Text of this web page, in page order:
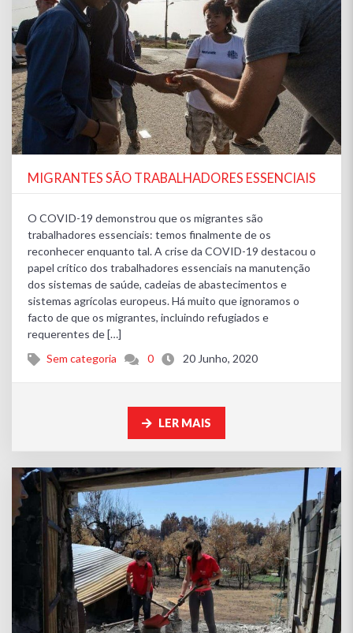
MIGRANTES SÃO TRABALHADORES ESSENCIAIS
O COVID-19 demonstrou que os migrantes são
trabalhadores essenciais: temos finalmente de os
reconhecer enquanto tal. A crise da COVID-19 destacou o
papel crítico dos trabalhadores essenciais na manutenção
dos sistemas de saúde, cadeias de abastecimentos e
sistemas agrícolas europeus. Há muito que ignoramos o
facto de que os migrantes, incluindo refugiados e
requerentes de […]
Sem categoria
0 20 Junho, 2020
LER MAIS